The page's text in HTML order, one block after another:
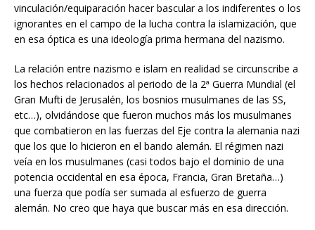
vinculación/equiparación hacer bascular a los indiferentes o los
ignorantes en el campo de la lucha contra la islamización, que
en esa óptica es una ideología prima hermana del nazismo.
La relación entre nazismo e islam en realidad se circunscribe a
los hechos relacionados al periodo de la 2ª Guerra Mundial (el
Gran Mufti de Jerusalén, los bosnios musulmanes de las SS,
etc…), olvidándose que fueron muchos más los musulmanes
que combatieron en las fuerzas del Eje contra la alemania nazi
que los que lo hicieron en el bando alemán. El régimen nazi
veía en los musulmanes (casi todos bajo el dominio de una
potencia occidental en esa época, Francia, Gran Bretaña…)
una fuerza que podía ser sumada al esfuerzo de guerra
alemán. No creo que haya que buscar más en esa dirección.